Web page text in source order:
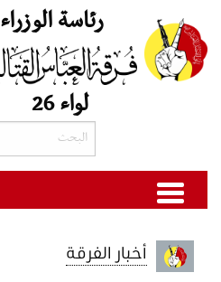
رئاسة الوزراء
لواء 26
أخبار الفرقة